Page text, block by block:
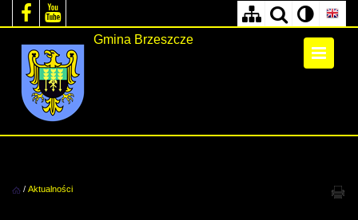
Gmina Brzeszcze
/ Aktualności